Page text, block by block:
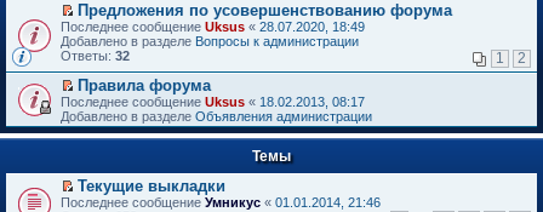
П
е
р
й
т
и
к
п
в
о
Предложения по усовершенствованию форума
Последнее сообщение Uksus « 28.07.2020, 18:49
Добавлено в разделе Вопросы к администрации
Ответы: 32 1 2
П
е
р
е
т
и
к
Правила форума
Последнее сообщение Uksus « 18.02.2013, 08:17
Добавлено в разделе Объявления администрации
Темы
П
Текущие выкладки
Последнее сообщение Умникус « 01.01.2014, 21:46